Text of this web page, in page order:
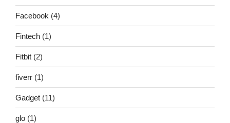
Facebook (4)
Fintech (1)
Fitbit (2)
fiverr (1)
Gadget (11)
glo (1)